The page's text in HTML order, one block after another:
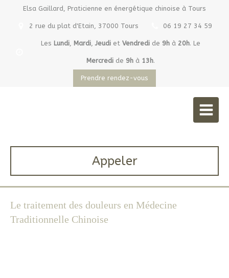
Elsa Gaillard, Praticienne en énergétique chinoise à Tours
2 rue du plat d'Etain, 37000 Tours 06 19 27 34 59
Les Lundi, Mardi, Jeudi et Vendredi de 9h à 20h. Le
Mercredi de 9h à 13h.
Prendre rendez-vous
Appeler
Le traitement des douleurs en Médecine
Traditionnelle Chinoise